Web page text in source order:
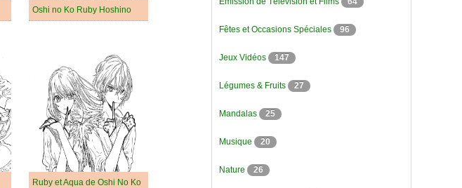
Oshi no Ko Ruby Hoshino
Ruby et Aqua de Oshi No Ko
Fêtes et Occasions Spéciales 96
Jeux Vidéos 147
Légumes & Fruits 27
Mandalas 25
Musique 20
Nature 26